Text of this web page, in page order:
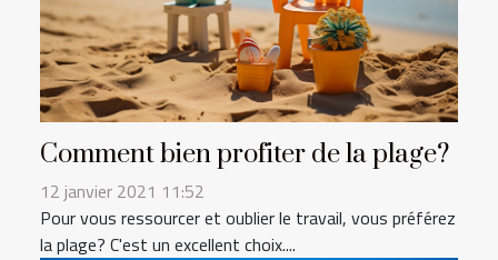
Comment bien profiter de la plage?
12 janvier 2021 11:52
Pour vous ressourcer et oublier le travail, vous préférez
la plage? C'est un excellent choix....